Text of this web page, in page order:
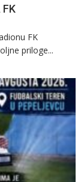
FK
FK
priloge...